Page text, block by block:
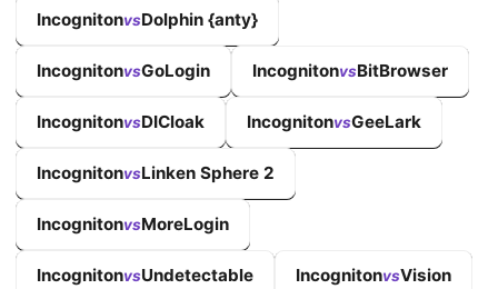
IncognitonvsDolphin {anty}
IncognitonvsGoLogin IncognitonvsBitBrowser
IncognitonvsDICloak IncognitonvsGeeLark
IncognitonvsLinken Sphere 2
IncognitonvsMoreLogin
IncognitonvsUndetectable IncognitonvsVision